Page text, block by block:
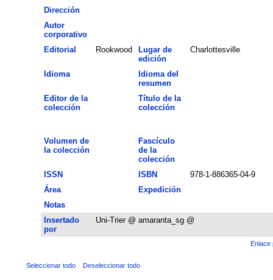
Dirección
Autor
corporativo
Editorial
Rookwood
Lugar de
edición
Charlottesville
Idioma
Idioma del
resumen
Editor de la
colección
Título de la
colección
Volumen de
la colección
Fascículo
de la
colección
ISSN
ISBN
978-1-886365-04-9
Área
Expedición
Notas
Insertado
por
Uni-Trier @ amaranta_sg @
Enlace
Seleccionar todo Deseleccionar todo